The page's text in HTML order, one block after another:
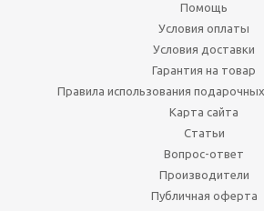
Помощь
Условия оплаты
Условия доставки
Гарантия на товар
Правила использования
Карта сайта
Статьи
Вопрос-ответ
Производители
Публичная оферта